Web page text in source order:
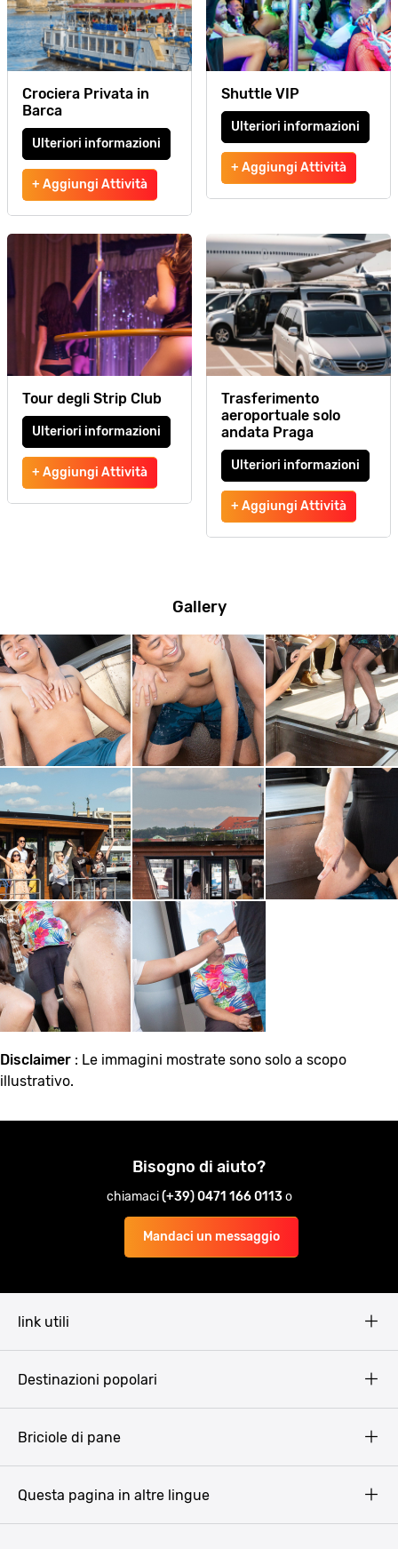
Crociera Privata in
Barca
Ulteriori informazioni
+ Aggiungi Attività
Shuttle VIP
Ulteriori informazioni
+ Aggiungi Attività
Tour degli Strip Club
Ulteriori informazioni
+ Aggiungi Attività
Trasferimento
aeroportuale solo
andata Praga
Ulteriori informazioni
+ Aggiungi Attività
Gallery
Disclaimer : Le immagini mostrate sono solo a scopo
illustrativo.
Bisogno di aiuto?
chiamaci(+39) 0471 166 0113o
Mandaci un messaggio
link utili
Destinazioni popolari
Bucarest
Briciole di pane
Questa pagina in altre lingue